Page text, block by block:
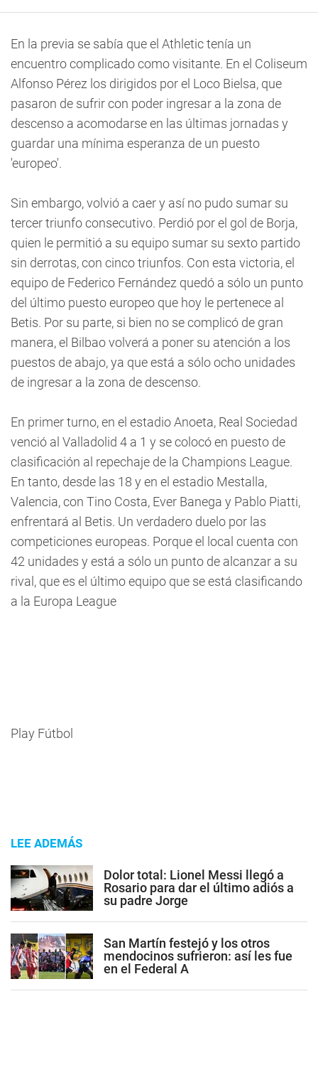
En la previa se sabía que el Athletic tenía un
encuentro complicado como visitante. En el Coliseum
Alfonso Pérez los dirigidos por el Loco Bielsa, que
pasaron de sufrir con poder ingresar a la zona de
descenso a acomodarse en las últimas jornadas y
guardar una mínima esperanza de un puesto
'europeo'.
Sin embargo, volvió a caer y así no pudo sumar su
tercer triunfo consecutivo. Perdió por el gol de Borja,
quien le permitió a su equipo sumar su sexto partido
sin derrotas, con cinco triunfos. Con esta victoria, el
equipo de Federico Fernández quedó a sólo un punto
del último puesto europeo que hoy le pertenece al
Betis. Por su parte, si bien no se complicó de gran
manera, el Bilbao volverá a poner su atención a los
puestos de abajo, ya que está a sólo ocho unidades
de ingresar a la zona de descenso.
En primer turno, en el estadio Anoeta, Real Sociedad
venció al Valladolid 4 a 1 y se colocó en puesto de
clasificación al repechaje de la Champions League.
En tanto, desde las 18 y en el estadio Mestalla,
Valencia, con Tino Costa, Ever Banega y Pablo Piatti,
enfrentará al Betis. Un verdadero duelo por las
competiciones europeas. Porque el local cuenta con
42 unidades y está a sólo un punto de alcanzar a su
rival, que es el último equipo que se está clasificando
a la Europa League
Play Fútbol
LEE ADEMÁS
Dolor total: Lionel Messi llegó a
Rosario para dar el último adiós a
su padre Jorge
San Martín festejó y los otros
mendocinos sufrieron: así les fue
en el Federal A